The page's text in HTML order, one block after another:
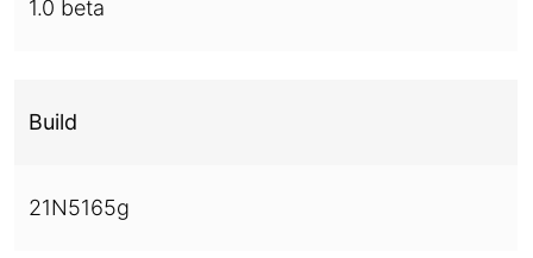
1.0 beta
Build
21N5165g